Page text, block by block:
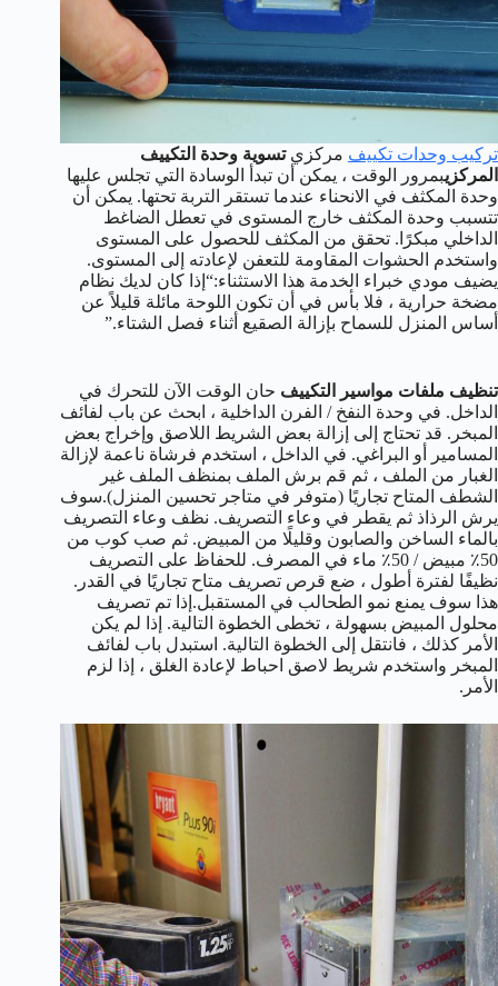
تركيب وحدات تكييف مركزيتسوية وحدة التكييف
المركزيبمرور الوقت ، يمكن أن تبدأ الوسادة التي تجلس عليها
وحدة المكثف في الانحناء عندما تستقر التربة تحتها. يمكن أن
تتسبب وحدة المكثف خارج المستوى في تعطل الضاغط
الداخلي مبكرًا. تحقق من المكثف للحصول على المستوى
واستخدم الحشوات المقاومة للتعفن لإعادته إلى المستوى.
يضيف مودي خبراء الخدمة هذا الاستثناء:“إذا كان لديك نظام
مضخة حرارية ، فلا بأس في أن تكون اللوحة مائلة قليلاً عن
أساس المنزل للسماح بإزالة الصقيع أثناء فصل الشتاء.”
تنظيف ملفات مواسير التكييف حان الوقت الآن للتحرك في
الداخل. في وحدة النفخ / الفرن الداخلية ، ابحث عن باب لفائف
المبخر. قد تحتاج إلى إزالة بعض الشريط اللاصق وإخراج بعض
المسامير أو البراغي. في الداخل ، استخدم فرشاة ناعمة لإزالة
الغبار من الملف ، ثم قم برش الملف بمنظف الملف غير
الشطف المتاح تجاريًا (متوفر في متاجر تحسين المنزل).سوف
يرش الرذاذ ثم يقطر في وعاء التصريف. نظف وعاء التصريف
بالماء الساخن والصابون وقليلًا من المبيض. ثم صب كوب من
50٪ مبيض / 50٪ ماء في المصرف. للحفاظ على التصريف
نظيفًا لفترة أطول ، ضع قرص تصريف متاح تجاريًا في القدر.
هذا سوف يمنع نمو الطحالب في المستقبل.إذا تم تصريف
محلول المبيض بسهولة ، تخطى الخطوة التالية. إذا لم يكن
الأمر كذلك ، فانتقل إلى الخطوة التالية. استبدل باب لفائف
المبخر واستخدم شريط لاصق احباط لإعادة الغلق ، إذا لزم
الأمر.